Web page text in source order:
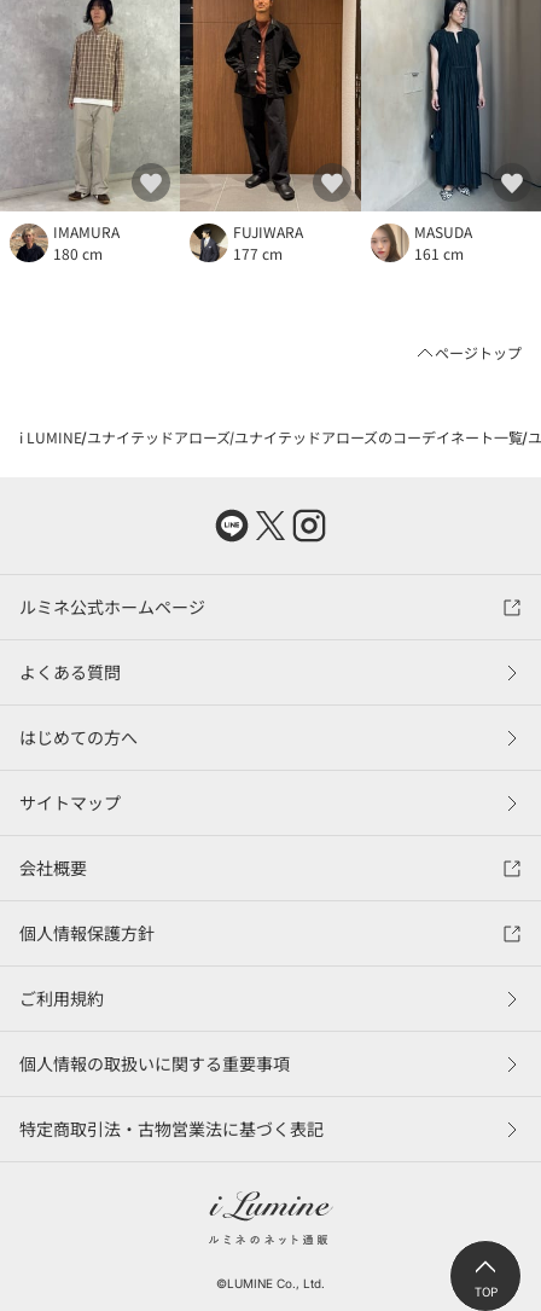
IMAMURA
180 cm
FUJIWARA
177 cm
MASUDA
161 cm
TOP
ページトップ
i LUMINE ユナイテッドアローズ ユナイテッドアローズのコーデイネート一覧
ルミネ公式ホームページ
よくある質問
はじめての方へ
サイトマップ
会社概要
個人情報保護方針
ご利用規約
個人情報の取扱いに関する重要事項
特定商取引法・古物営業法に基づく表記
©LUMINE Co., Ltd.